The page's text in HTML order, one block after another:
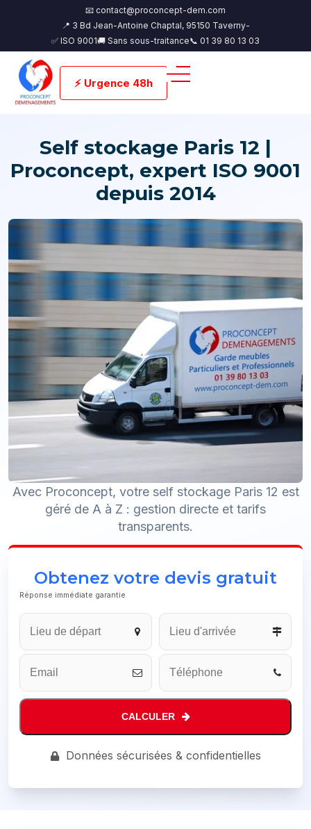
📧 contact@proconcept-dem.com
📍 3 Bd Jean-Antoine Chaptal, 95150 Taverny-
✅ ISO 9001🚚 Sans sous-traitance📞 01 39 80 13 03
⚡ Urgence 48h
Self stockage Paris 12 |
Proconcept, expert ISO 9001
depuis 2014
Avec Proconcept, votre self stockage Paris 12 est
géré de A à Z : gestion directe et tarifs
transparents.
Obtenez votre devis gratuit
Réponse immédiate garantie
CALCULER
Données sécurisées & confidentielles